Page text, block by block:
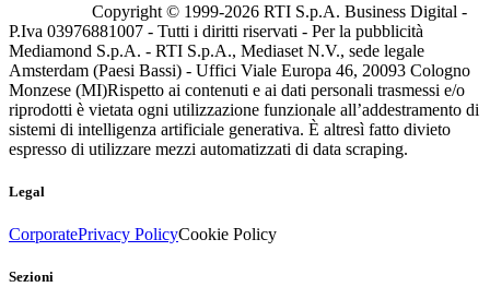
Copyright © 1999-2026 RTI S.p.A. Business Digital -
P.Iva 03976881007 - Tutti i diritti riservati - Per la pubblicità
Mediamond S.p.A. - RTI S.p.A., Mediaset N.V., sede legale
Amsterdam (Paesi Bassi) - Uffici Viale Europa 46, 20093 Cologno
Monzese (MI)Rispetto ai contenuti e ai dati personali trasmessi e/o
riprodotti è vietata ogni utilizzazione funzionale all’addestramento di
sistemi di intelligenza artificiale generativa. È altresì fatto divieto
espresso di utilizzare mezzi automatizzati di data scraping.
Legal
CorporatePrivacy PolicyCookie Policy
Sezioni